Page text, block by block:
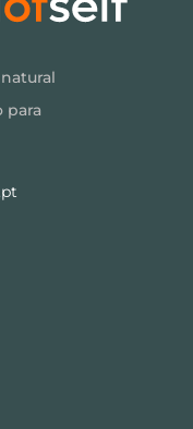
para